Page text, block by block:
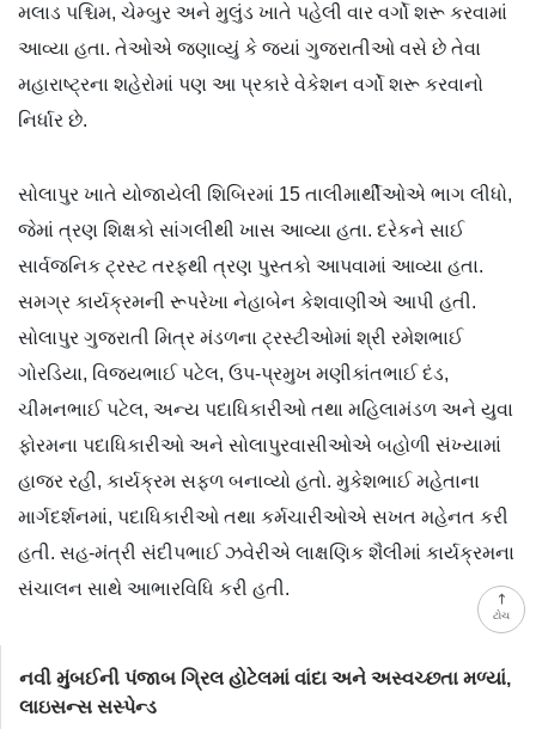
ટોચ
મલાડ પશ્ચિમ, ચેમ્બુર અને મુલુંડ ખાતે પહેલી વાર વર્ગો શરૂ કરવામાં
આવ્યા હતા. તેઓએ જણાવ્યું કે જ્યાં ગુજરાતીઓ વસે છે તેવા
મહારાષ્ટ્રના શહેરોમાં પણ આ પ્રકારે વેકેશન વર્ગો શરૂ કરવાનો
નિર્ધાર છે.
સોલાપુર ખાતે યોજાયેલી શિબિરમાં 15 તાલીમાર્થીઓએ ભાગ લીધો,
જેમાં ત્રણ શિક્ષકો સાંગલીથી ખાસ આવ્યા હતા. દરેકને સાઈ
સાર્વજનિક ટ્રસ્ટ તરફથી ત્રણ પુસ્તકો આપવામાં આવ્યા હતા.
સમગ્ર કાર્યક્રમની રૂપરેખા નેહાબેન કેશવાણીએ આપી હતી.
સોલાપુર ગુજરાતી મિત્ર મંડળના ટ્રસ્ટીઓમાં શ્રી રમેશભાઈ
ગોરડિયા, વિજયભાઈ પટેલ, ઉપ-પ્રમુખ મણીકાંતભાઈ દંડ,
ચીમનભાઈ પટેલ, અન્ય પદાધિકારીઓ તથા મહિલામંડળ અને યુવા
ફોરમના પદાધિકારીઓ અને સોલાપુરવાસીઓએ બહોળી સંખ્યામાં
હાજર રહી, કાર્યક્રમ સફળ બનાવ્યો હતો. મુકેશભાઈ મહેતાના
માર્ગદર્શનમાં, પદાધિકારીઓ તથા કર્મચારીઓએ સખત મહેનત કરી
હતી. સહ-મંત્રી સંદીપભાઈ ઝવેરીએ લાક્ષણિક શૈલીમાં કાર્યક્રમના
સંચાલન સાથે આભારવિધિ કરી હતી.
નવી મુંબઈની પંજાબ ગ્રિલ હોટેલમાં વાંદા અને અસ્વચ્છતા મળ્યાં,
લાઇસન્સ સસ્પેન્ડ